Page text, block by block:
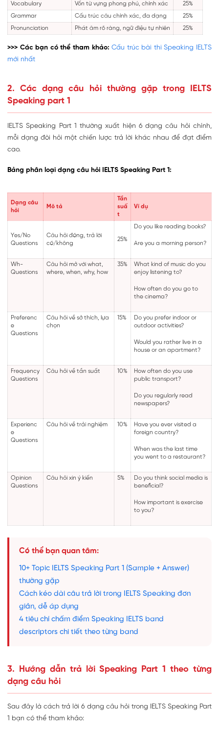
Vocabulary
Vốn từ vựng phong phú, chính xác
25%
Grammar
Cấu trúc câu chính xác, đa dạng
25%
Pronunciation
Phát âm rõ ràng, ngữ điệu tự nhiên 25%
>>> Các bạn có thể tham khảo:Cấu trúc bài thi Speaking IELTS
mới nhất
2. Các dạng câu hỏi thường gặp trong IELTS
Speaking part 1
IELTS Speaking Part 1 thường xuất hiện 6 dạng câu hỏi chính,
mỗi dạng đòi hỏi một chiến lược trả lời khác nhau để đạt điểm
cao.
Bảng phân loại dạng câu hỏi IELTS Speaking Part 1:
Dạng câu
hỏi
Mô tả
Tần
suấ
t
Ví dụ
Yes/No
Questions
Câu hỏi đóng, trả lời
có/không
25%
Do you like reading books?
Are you a morning person?
Wh-
Questions
Câu hỏi mở với what,
where, when, why, how
35%
What kind of music do you
enjoy listening to?
How often do you go to
the cinema?
Preferenc
e
Questions
Câu hỏi về sở thích, lựa
chọn
15%
Do you prefer indoor or
outdoor activities?
Would you rather live in a
house or an apartment?
Frequency
Questions
Câu hỏi về tần suất 10%
How often do you use
public transport?
Do you regularly read
newspapers?
Experienc
e
Questions
Câu hỏi về trải nghiệm 10%
Have you ever visited a
foreign country?
When was the last time
you went to a restaurant?
Opinion
Questions
Câu hỏi xin ý kiến 5%
Do you think social media is
beneficial?
How important is exercise
to you?
Có thể bạn quan tâm:
10+ Topic IELTS Speaking Part 1 (Sample + Answer)
thường gặp
Cách kéo dài câu trả lời trong IELTS Speaking đơn
giản, dễ áp dụng
4 tiêu chí chấm điểm Speaking IELTS band
descriptors chi tiết theo từng band
3. Hướng dẫn trả lời Speaking Part 1 theo từng
dạng câu hỏi
Sau đây là cách trả lời 6 dạng câu hỏi trong IELTS Speaking Part
1 bạn có thể tham khảo: